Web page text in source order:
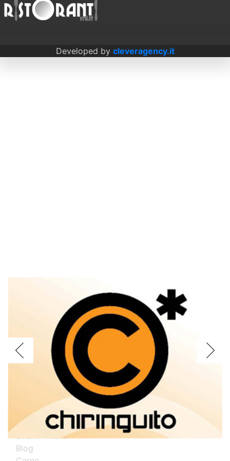
Brasiliani Cinesi
Giapponesi Spagnoli Thailandesi
Calabresi Campani Emiliani
Milanesi Piemontesi Pugliesi
Prova i nostri migliori ristoranti specializzati
Eventi Milano
Blog
Developed by cleveragency.it